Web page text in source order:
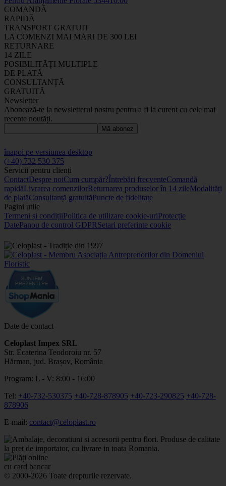
COMANDĂ
RAPIDĂ
TRANSPORT GRATUIT
LA COMENZI MAI MARI DE 300 LEI
RETURNARE
14 ZILE
POSIBILITĂȚI MULTIPLE
DE PLATĂ
CONSULTANȚĂ
GRATUITĂ
Newsletter
Abonează-te la newsletterul nostru pentru a fi la curent cu cele mai
recente noutăți.
Mă abonez
înapoi pe versiunea desktop
(+40) 732 530 375
Servicii pentru clienți
ContactDespre noiCum cumpăr?Întrebări frecventeComandă
rapidăLivrarea comenzilorReturnarea produselor în 14 zileModalități
de platăConsultanță gratuităPuncte de fidelitate
Pagini utile
Termeni și condițiiPolitica de utilizare cookie-uriProtecție
DatePanou de control GDPRSetari preferinte cookie
Date de contact
Celoplast Impex SRL
Str. Ecaterina Teodoroiu nr. 57
Hărman, jud. Brașov, România
Program: L - V: 8:00 - 16:00
Tel: +40-732-530375 +40-728-878905 +40-723-290825 +40-728-
878906
E-mail: contact@celoplast.ro
© 2000-2026 Toate drepturile rezervate.